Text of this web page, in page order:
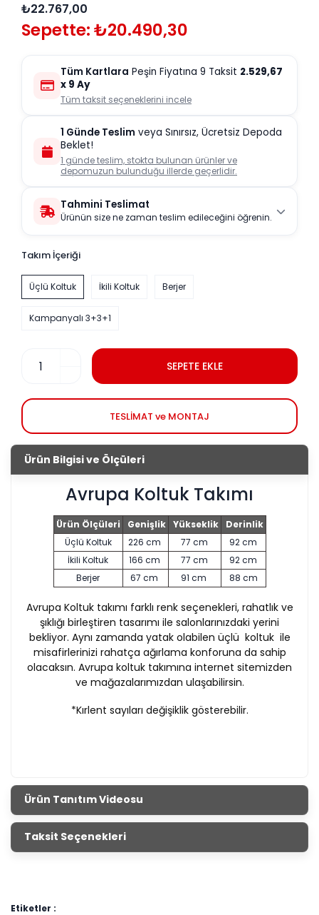
₺22.767,00
Sepette: ₺20.490,30
Tüm Kartlara Peşin Fiyatına 9 Taksit 2.529,67
x 9 Ay
Tüm taksit seçeneklerini incele
1 Günde Teslim veya Sınırsız, Ücretsiz Depoda
Beklet!
1 günde teslim, stokta bulunan ürünler ve
depomuzun bulunduğu illerde geçerlidir.
Tahmini Teslimat
Ürünün size ne zaman teslim edileceğini öğrenin.
Takım İçeriği
Üçlü Koltuk İkili Koltuk Berjer
Kampanyalı 3+3+1
SEPETE EKLE
TESLİMAT ve MONTAJ
Ürün Bilgisi ve Ölçüleri
Avrupa Koltuk Takımı
Ürün Ölçüleri Genişlik Yükseklik
Derinlik
Üçlü Koltuk
226 cm 77 cm
92 cm
İkili Koltuk
166 cm 77 cm
92 cm
Berjer
67 cm 91 cm 88 cm
Avrupa Koltuk takımı farklı renk seçenekleri, rahatlık ve
şıklığı birleştiren tasarımı ile salonlarınızdaki yerini
bekliyor. Aynı zamanda yatak olabilen üçlü koltuk ile
misafirlerinizi rahatça ağırlama konforuna da sahip
olacaksın. Avrupa koltuk takımına internet sitemizden
ve mağazalarımızdan ulaşabilirsin.
*Kırlent sayıları değişiklik gösterebilir.
Ürün Tanıtım Videosu
Taksit Seçenekleri
Etiketler :